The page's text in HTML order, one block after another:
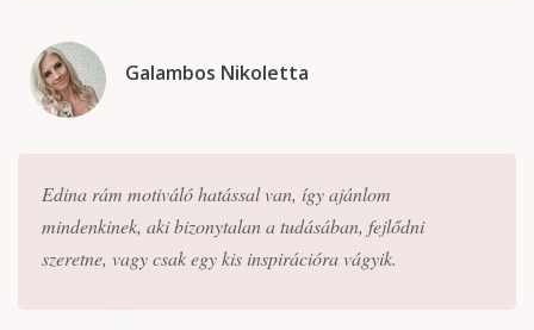
Galambos Nikoletta
Edina rám motiváló hatással van, így ajánlom
mindenkinek, aki bizonytalan a tudásában, fejlődni
szeretne, vagy csak egy kis inspirációra vágyik.